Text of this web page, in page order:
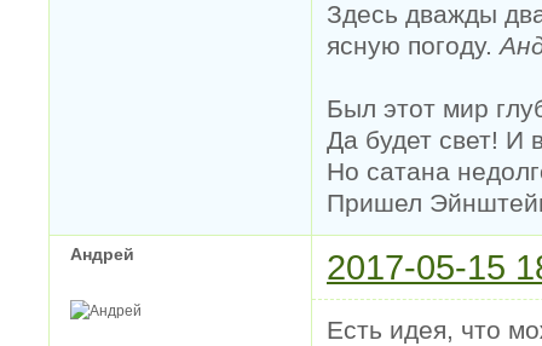
Здесь дважды
ясную погоду.
Был этот мир
Да будет свет! И
Но сатана
Пришел
Андрей 2017-05-15
Есть идея, что